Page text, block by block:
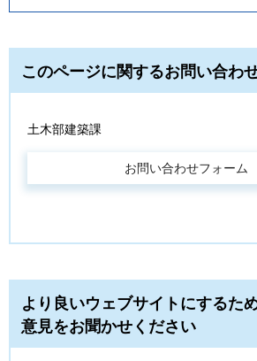
このページに関するお問い合わ
土木部建築課
より良いウェブサイトにするた
意見をお聞かせください